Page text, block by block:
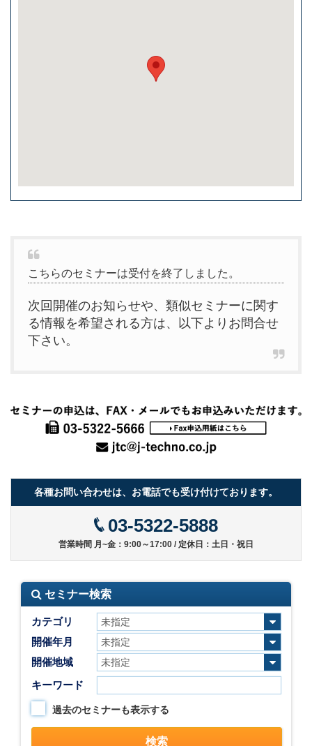
こちらのセミナーは受付を終了しました。
次回開催のお知らせや、類似セミナーに関す
る情報を希望される方は、以下よりお問合せ
下さい。
各種お問い合わせは、お電話でも受け付けております。
03-5322-5888
営業時間 月~金：9:00～17:00 / 定休日：土日・祝日
セミナー検索
カテゴリ
開催年月
開催地域
キーワード
過去のセミナーも表示する